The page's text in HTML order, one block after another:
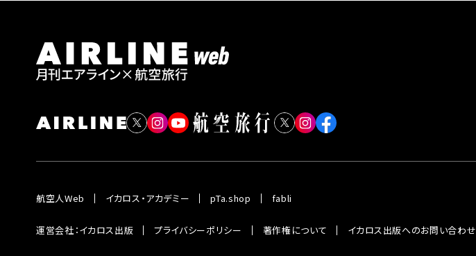
航空人Web イカロス・アカデミー pTa.shop fabli
運営会社：イカロス出版 プライバシーポリシー 著作権について イカロス出版へのお問い合わせ